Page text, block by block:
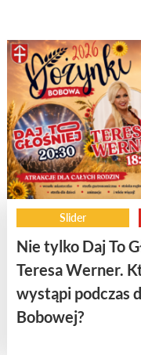
Slider
Nie tylko Daj To
Teresa Werner.
wystąpi podczas
Bobowej?